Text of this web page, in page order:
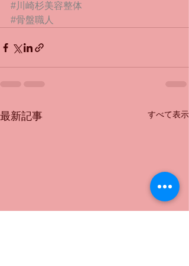
#川崎杉美容整体
#骨盤職人
最新記事 すべて表示